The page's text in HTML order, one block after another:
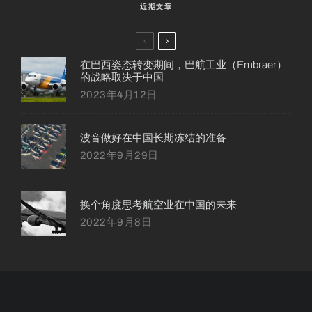
近期文章
在巴西姿态转变期间，巴航工业（Embraer）
的战略取决于中国
2023年4月12日
波音做好在中国长期冻结的准备
2022年9月29日
换个角度思考航空业在中国的未来
2022年9月8日